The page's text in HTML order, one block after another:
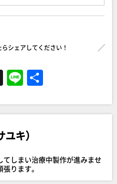
シェアしてください！
X Li
n
e
キ）
しまい治療中製作が進みませ
ります。